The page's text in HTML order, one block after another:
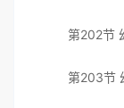
第202节
第203节